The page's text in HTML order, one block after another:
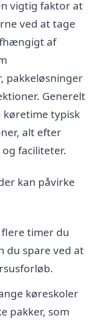
vigtig faktor at
ved at tage
af
pakkeløsninger
Generelt
køretime typisk
alt efter
faciliteter.
kan påvirke
timer du
du spare ved at
køreskoler
pakker, som